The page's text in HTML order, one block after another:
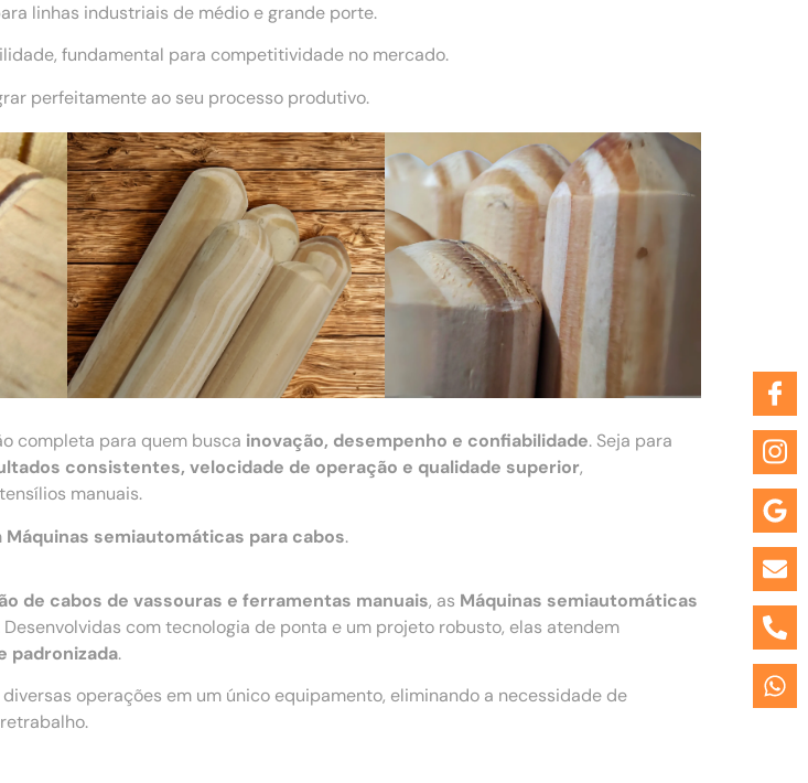
linhas industriais de médio e grande porte.
fundamental para competitividade no mercado.
perfeitamente ao seu processo produtivo.
completa para quem busca inovação, desempenho e confiabilidade. Seja para
consistentes, velocidade de operação e qualidade superior,
manuais.
Máquinas semiautomáticas para cabos.
de cabos de vassouras e ferramentas manuais, as Máquinas semiautomáticas
com tecnologia de ponta e um projeto robusto, elas atendem
padronizada.
operações em um único equipamento, eliminando a necessidade de